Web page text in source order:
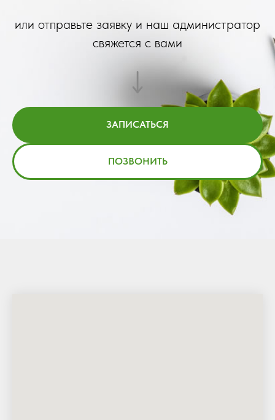
или отправьте заявку и наш администратор
свяжется с вами
ЗАПИСАТЬСЯ
ПОЗВОНИТЬ